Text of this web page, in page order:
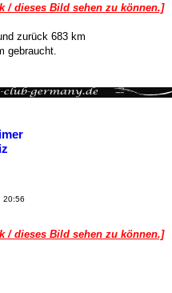
/ dieses Bild sehen zu können.]
zurück 683 km
gebraucht.
20:56
/ dieses Bild sehen zu können.]